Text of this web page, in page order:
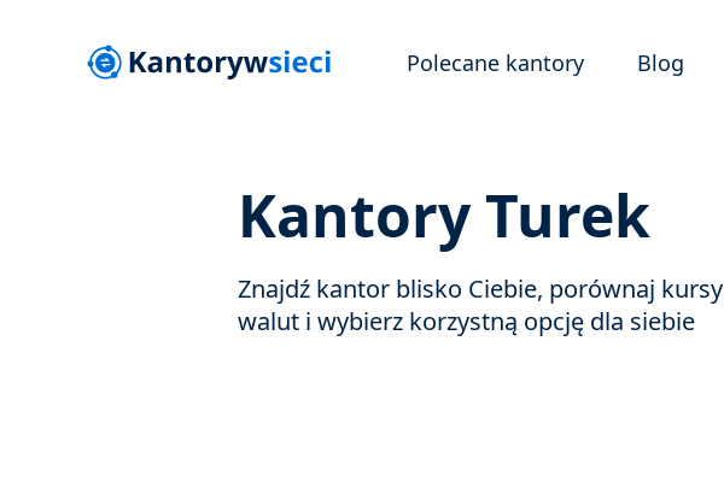
Polecane kantory Blog
Kantory Turek
Znajdź kantor blisko Ciebie, porównaj kursy
walut i wybierz korzystną opcję dla siebie